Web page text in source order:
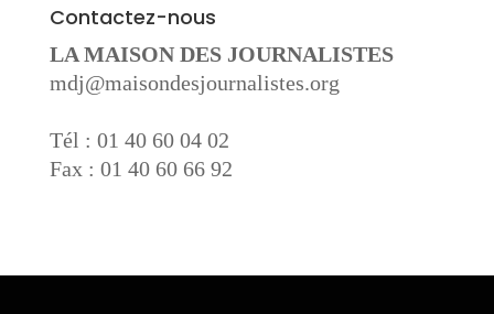
Contactez-nous
LA MAISON DES JOURNALISTES
mdj@maisondesjournalistes.org
Tél : 01 40 60 04 02
Fax : 01 40 60 66 92